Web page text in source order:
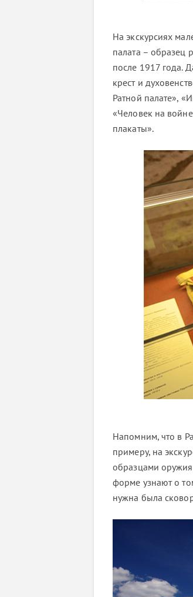
На экскурсиях
палата – образец
после 1917 года.
крест и
Ратной палате»,
«Человек на
плакаты».
Напомним, что в
примеру, на
образцами
форме узнают о
нужна была